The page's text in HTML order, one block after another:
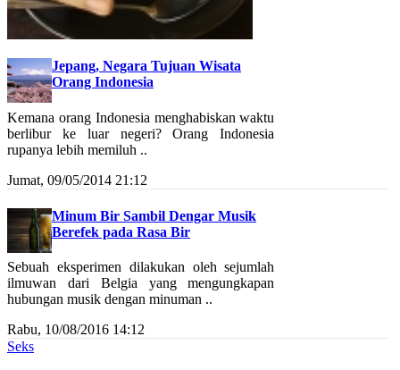
Jepang, Negara Tujuan Wisata
Orang Indonesia
Kemana orang Indonesia menghabiskan waktu
berlibur ke luar negeri? Orang Indonesia
rupanya lebih memiluh ..
Jumat, 09/05/2014 21:12
Minum Bir Sambil Dengar Musik
Berefek pada Rasa Bir
Sebuah eksperimen dilakukan oleh sejumlah
ilmuwan dari Belgia yang mengungkapan
hubungan musik dengan minuman ..
Rabu, 10/08/2016 14:12
Seks